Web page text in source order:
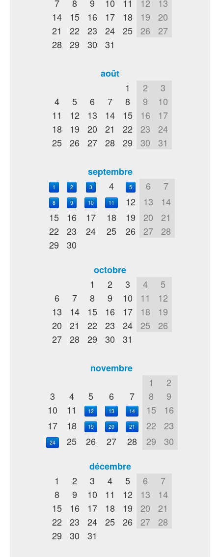
7
8 9 10 11 12
13
14
15 16 17 18 19
20
21
22 23 24 25 26
27
28
29 30 31
août
1
2
3
4
5 6 7 8 9
10
11
12 13 14 15 16
17
18
19 20 21 22 23
24
25
26 27 28 29 30 31
septembre
1 2 3 4 5 6 7
8 9 10 11 12 13
14
15
16 17 18 19 20
21
22
23 24 25 26 27
28
29
30
octobre
1
2 3 4
5
6
7 8 9 10 11
12
13
14 15 16 17 18
19
20
21 22 23 24 25
26
27
28 29 30 31
novembre
1
2
3
4 5 6 7 8
9
10
11 12 13 14 15
16
17
18 19 20 21 22 23
24 25 26 27 28 29
30
décembre
1
2 3 4 5 6
7
8
9 10 11 12 13
14
15
16 17 18 19 20
21
22
23 24 25 26 27
28
29
30 31